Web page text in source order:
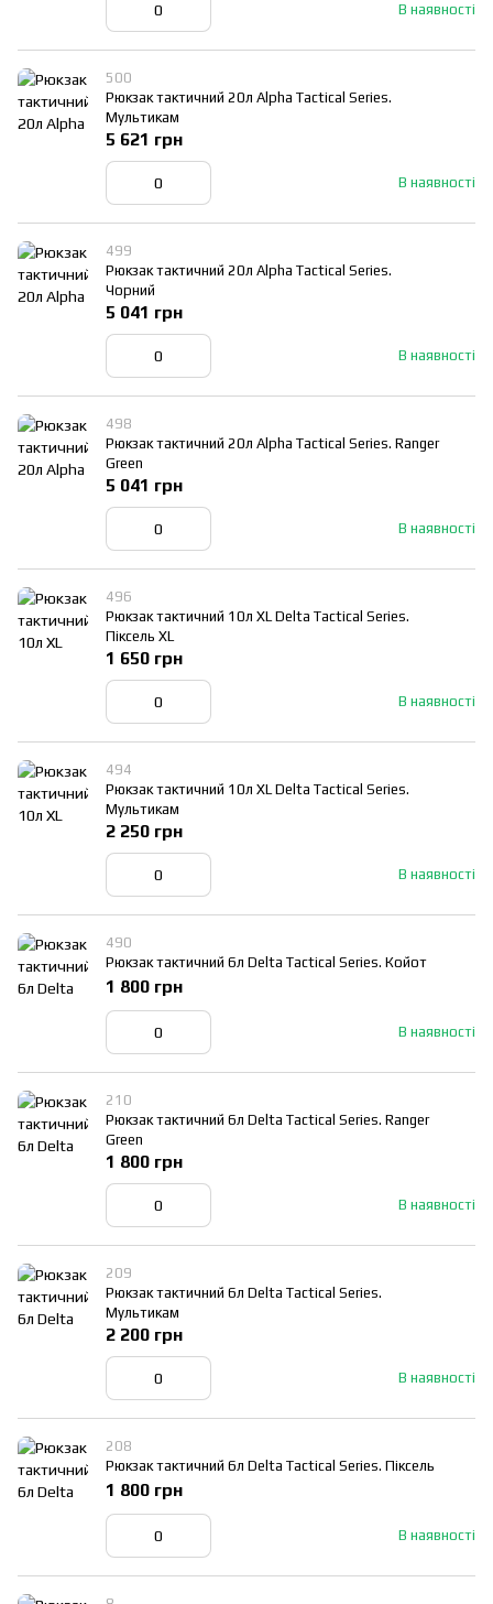
В наявності
500
Рюкзак тактичний 20л Alpha Tactical Series.
Мультикам
В наявності
5 621 грн
499
Рюкзак тактичний 20л Alpha Tactical Series.
Чорний
В наявності
5 041 грн
498
Рюкзак тактичний 20л Alpha Tactical Series. Ranger
Green
В наявності
5 041 грн
496
Рюкзак тактичний 10л XL Delta Tactical Series.
Піксель XL
В наявності
1 650 грн
494
Рюкзак тактичний 10л XL Delta Tactical Series.
Мультикам
В наявності
2 250 грн
490
Рюкзак тактичний 6л Delta Tactical Series. Койот
В наявності
1 800 грн
210
Рюкзак тактичний 6л Delta Tactical Series. Ranger
Green
В наявності
1 800 грн
209
Рюкзак тактичний 6л Delta Tactical Series.
Мультикам
В наявності
2 200 грн
208
Рюкзак тактичний 6л Delta Tactical Series. Піксель
В наявності
1 800 грн